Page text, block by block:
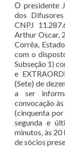
Ο presidente
dos
CNPJ
Arthur Oscar,
Corrêa,
com o
Subseção 1)
e
(Sete) de
a ser
convocação
(cinquenta
segunda e
minutos, às 20
de sócios